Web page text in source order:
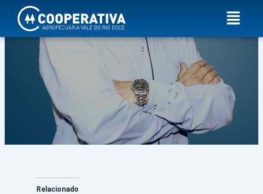
o
Menu
Relacionado